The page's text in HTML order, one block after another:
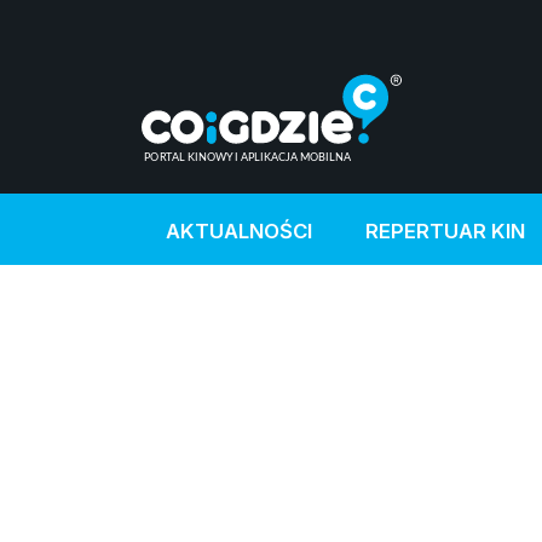
AKTUALNOŚCI REPERTUAR KIN